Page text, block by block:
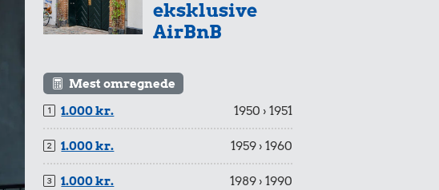
eksklusive
AirBnB
Mest omregnede
1.000 kr.
1950 › 1951
1.000 kr. 1959 › 1960
1.000 kr. 1989 › 1990